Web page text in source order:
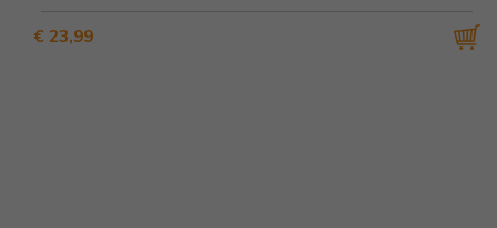
€ 23,99